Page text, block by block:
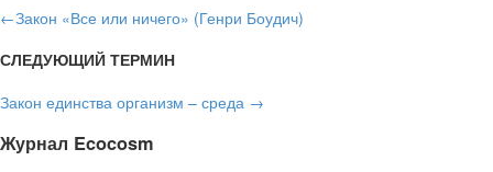
←Закон «Все или ничего» (Генри Боудич)
СЛЕДУЮЩИЙ ТЕРМИН
Закон единства организм – среда →
Журнал Ecocosm